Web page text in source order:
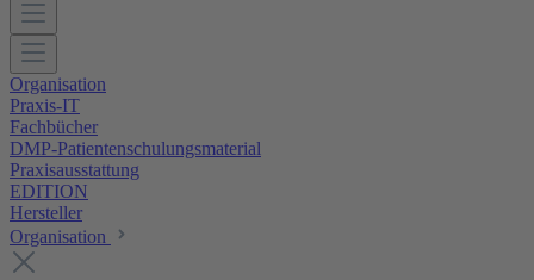
Organisation
Praxis-IT
Fachbücher
DMP-Patientenschulungsmaterial
Praxisausstattung
EDITION
Hersteller
Organisation